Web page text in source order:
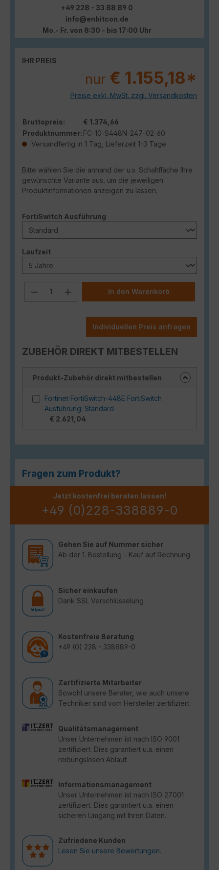
+49 228 - 33 88 89 0
info@enbitcon.de
Mo.- Fr. von 8:30 - bis 17:00 Uhr
IHR PREIS
nur € 1.155,18*
Preise exkl. MwSt. zzgl. Versandkosten
Bruttopreis:
€ 1.374,66
Produktnummer: FC-10-S448N-247-02-60
Versandfertig in 1 Tag, Lieferzeit 1-3 Tage
Bitte wählen Sie die anhand der u.s. Schaltfläche Ihre
gewünschte Variante aus, um die jeweiligen
Produktinformationen anzeigen zu lassen.
FortiSwitch Ausführung
Laufzeitauswählen
Produkt Anzahl: Gib den
In den Warenkorb
Individuellen Preis anfragen
ZUBEHÖR DIREKT MITBESTELLEN
Produkt-Zubehör direkt mitbestellen
Fortinet FortiSwitch-448E FortiSwitch
Ausführung: Standard
€ 2.621,04
Fragen zum Produkt?
Jetzt kostenfrei beraten lassen!
+49 (0)228-338889-0
Gehen Sie auf Nummer sicher
Ab der 1. Bestellung - Kauf auf Rechnung
Sicher einkaufen
Dank SSL Verschlüsselung
Kostenfreie Beratung
+49 (0) 228 - 338889-0
Zertifizierte Mitarbeiter
Sowohl unsere Berater, wie auch unsere
Techniker sind vom Hersteller zertifiziert.
Qualitätsmanagement
Unser Unternehmen ist nach ISO 9001
zertifiziert. Dies garantiert u.a. einen
reibungslosen Ablauf.
Informationsmanagement
Unser Unternehmen ist nach ISO 27001
zertifiziert. Dies garantiert u.a. einen
sicheren Umgang mit Ihren Daten.
Zufriedene Kunden
Lesen Sie unsere Bewertungen.